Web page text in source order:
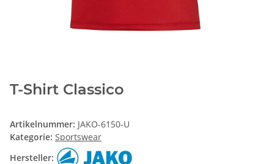
T-Shirt Classico
Artikelnummer: JAKO-6150-U
Kategorie: Sportswear
Hersteller: